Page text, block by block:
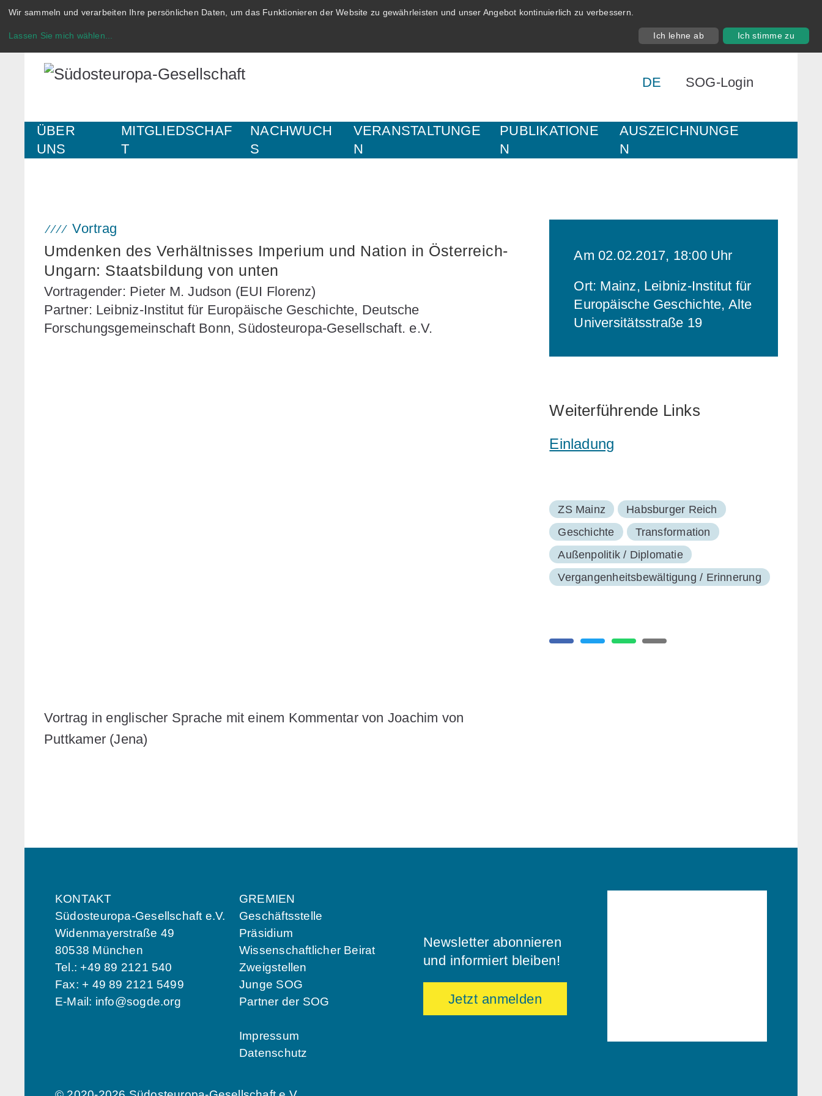
Wir sammeln und verarbeiten Ihre persönlichen Daten, um das Funktionieren der Website zu gewährleisten und unser Angebot kontinuierlich zu verbessern.
Lassen Sie mich wählen... Ich lehne ab Ich stimme zu
DE SOG-Login
ÜBER
UNS
MITGLIEDSCHAF
T
NACHWUCH
S
VERANSTALTUNGE
N
PUBLIKATIONE
N
AUSZEICHNUNGE
N
Vortrag
Umdenken des Verhältnisses Imperium und Nation in Österreich-
Ungarn: Staatsbildung von unten
Vortragender: Pieter M. Judson (EUI Florenz)
Partner: Leibniz-Institut für Europäische Geschichte, Deutsche
Forschungsgemeinschaft Bonn, Südosteuropa-Gesellschaft. e.V.
Vortrag in englischer Sprache mit einem Kommentar von Joachim von
Puttkamer (Jena)
Am 02.02.2017, 18:00 Uhr
Ort: Mainz, Leibniz-Institut für
Europäische Geschichte, Alte
Universitätsstraße 19
Weiterführende Links
Einladung
ZS Mainz
Habsburger Reich
Geschichte
Transformation
Außenpolitik / Diplomatie
Vergangenheitsbewältigung / Erinnerung
KONTAKT
Südosteuropa-Gesellschaft e.V.
Widenmayerstraße 49
80538 München
Tel.: +49 89 2121 540
Fax: + 49 89 2121 5499
E-Mail: info@sogde.org
GREMIEN
Geschäftsstelle
Präsidium
Wissenschaftlicher Beirat
Zweigstellen
Junge SOG
Partner der SOG
Impressum
Datenschutz
Newsletter abonnieren
und informiert bleiben!
Jetzt anmelden